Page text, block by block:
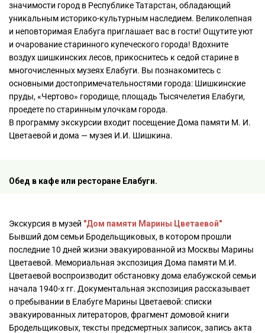
значимости город в Республике Татарстан, обладающий
уникальным историко-культурным наследием. Великолепная
и неповторимая Елабуга приглашает вас в гости! Ощутите уют
и очарование старинного купеческого города! Вдохните
воздух шишкинских лесов, прикоснитесь к седой старине в
многочисленных музеях Елабуги. Вы познакомитесь с
основными достопримечательностями города: Шишкинские
пруды, «Чертово» городище, площадь Тысячелетия Елабуги,
проедете по старинным улочкам города.
В программу экскурсии входит посещение Дома памяти М. И.
Цветаевой и дома — музея И.И. Шишкина.
Обед в кафе или ресторане Елабуги.
Экскурсия в музей "Дом памяти Марины Цветаевой"
Бывший дом семьи Бродельщиковых, в котором прошли
последние 10 дней жизни эвакуированной из Москвы Марины
Цветаевой. Мемориальная экспозиция Дома памяти М.И.
Цветаевой воспроизводит обстановку дома елабужской семьи
начала 1940-х гг. Документальная экспозиция рассказывает
о пребывании в Елабуге Марины Цветаевой: списки
эвакуированных литераторов, фрагмент домовой книги
Бродельщиковых, тексты предсмертных записок, запись акта